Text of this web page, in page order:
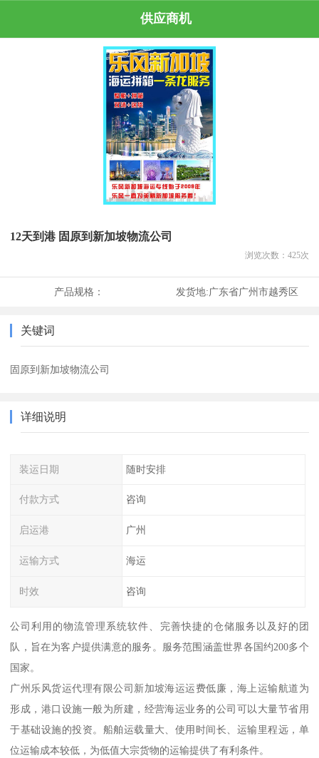
供应商机
12天到港 固原到新加坡物流公司
浏览次数： 425次
产品规格： 发货地:广东省广州市越秀区
关键词
固原到新加坡物流公司
详细说明
装运日期 随时安排
付款方式 咨询
启运港 广州
运输方式 海运
时效 咨询
公司利用的物流管理系统软件、完善快捷的仓储服务以及好的团
队，旨在为客户提供满意的服务。服务范围涵盖世界各国约200多个
国家。
广州乐风货运代理有限公司新加坡海运运费低廉，海上运输航道为
形成，港口设施一般为所建，经营海运业务的公司可以大量节省用
于基础设施的投资。船舶运载量大、使用时间长、运输里程远，单
位运输成本较低，为低值大宗货物的运输提供了有利条件。